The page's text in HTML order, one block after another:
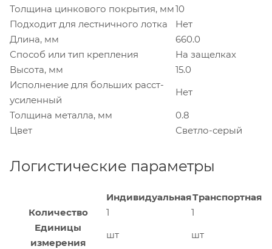
Толщина цинкового покрытия, мм10
Подходит для лестничного лотка
Нет
Длина, мм
660.0
Способ или тип крепления
На защелках
Высота, мм
15.0
Исполнение для больших расст-
усиленный
Нет
Толщина металла, мм
0.8
Цвет
Светло-серый
Логистические параметры
ИндивидуальнаяТранспортная
Количество
1
1
Единицы
измерения
шт шт